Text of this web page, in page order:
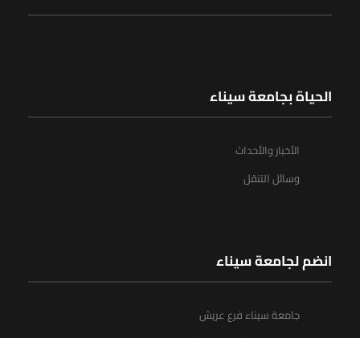
الحياة بجامعة سيناء
الأخبار والأحداث
وسائل التنقل
انضم لجامعة سيناء
جامعة سيناء فرع عريش